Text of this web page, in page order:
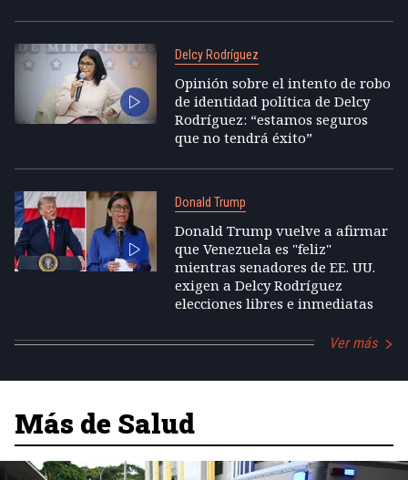
Delcy Rodríguez
Opinión sobre el intento de robo
de identidad política de Delcy
Rodríguez: “estamos seguros
que no tendrá éxito”
Donald Trump
Donald Trump vuelve a afirmar
que Venezuela es "feliz"
mientras senadores de EE. UU.
exigen a Delcy Rodríguez
elecciones libres e inmediatas
Ver más
Más de Salud